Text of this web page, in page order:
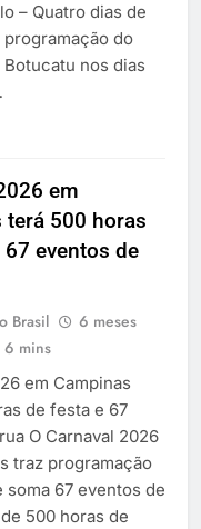
– Quatro dias de
do
Botucatu nos dias
em
terá 500 horas
eventos de
Brasil
6 meses
6 mins
em Campinas
de festa e 67
O Carnaval 2026
traz programação
soma 67 eventos de
500 horas de